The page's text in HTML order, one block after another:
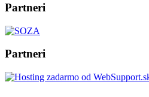
Partneri
Partneri